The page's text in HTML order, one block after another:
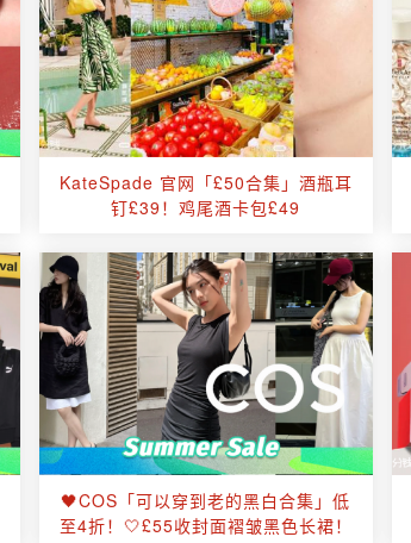
KateSpade 官网「£50合集」酒瓶耳
钉£39！鸡尾酒卡包£49
🖤COS「可以穿到老的黑白合集」低
至4折！🤍£55收封面褶皱黑色长裙！